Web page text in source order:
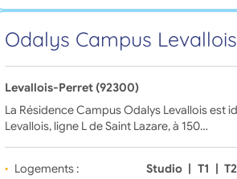
Odalys Campus Levallois
Levallois-Perret (92300)
La Résidence Campus Odalys Levallois est
Levallois, ligne L de Saint Lazare, à 150…
Logements : Studio | T1 | T2